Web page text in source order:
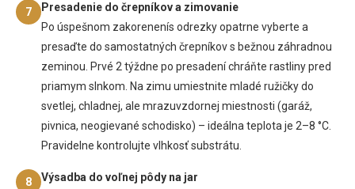
7
Presadenie do črepníkov a zimovanie
Po úspešnom zakorenenís odrezky opatrne vyberte a
presaďte do samostatných črepníkov s bežnou záhradnou
zeminou. Prvé 2 týždne po presadení chráňte rastliny pred
priamym slnkom. Na zimu umiestnite mladé ružičky do
svetlej, chladnej, ale mrazuvzdornej miestnosti (garáž,
pivnica, neogievané schodisko) – ideálna teplota je 2–8 °C.
Pravidelne kontrolujte vlhkosť substrátu.
8
Výsadba do voľnej pôdy na jar